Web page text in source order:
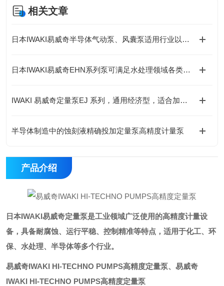
相关文章
日本IWAKI易威奇半导体气动泵、风囊泵适用行业以及产品介绍
日本IWAKI易威奇EHN系列泵可满足水处理领域各类化学药液的加药需求
IWAKI 易威奇定量泵EJ 系列，通用经济型，适合加药场景
半导体制造中的蚀刻液精确投加定量泵高精度计量泵
产品介绍
日本IWAKI易威奇定量泵是工业领域广泛使用的高精度计量设
备，具备耐腐蚀、运行平稳、控制精准等特点，适用于化工、环
保、水处理、半导体等多个行业。
易威奇IWAKI HI-TECHNO PUMPS高精度定量泵、 易威奇
IWAKI HI-TECHNO PUMPS高精度定量泵